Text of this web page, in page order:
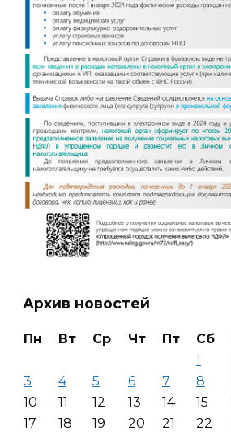
Архив новостей
Пн Вт Ср Чт Пт Сб
1
3
4 5 6 7 8
10
11 12 13 14 15
17
18 19 20 21 22